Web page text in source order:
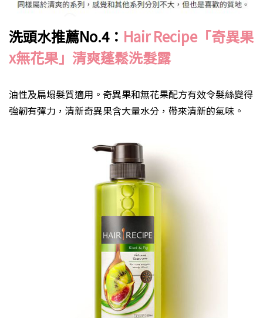
洗頭水推薦No.4： Hair Recipe「奇異果
x無花果」清爽蓬鬆洗髮露
油性及扁塌髮質適用。奇異果和無花果配方有效令髮絲變得
強韌有彈力，清新奇異果含大量水分，帶來清新的氣味。